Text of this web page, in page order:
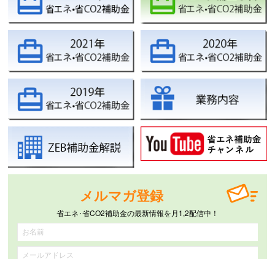
メルマガ登録
省エネ･省CO2補助金の最新情報を月1,2配信中！